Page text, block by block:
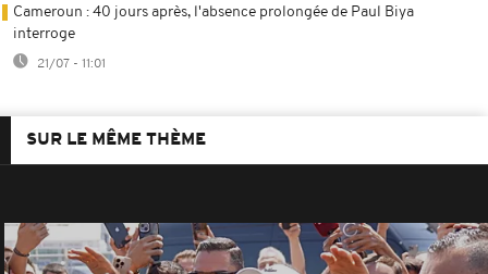
Cameroun : 40 jours après, l'absence prolongée de Paul Biya
interroge
21/07 - 11:01
SUR LE MÊME THÈME